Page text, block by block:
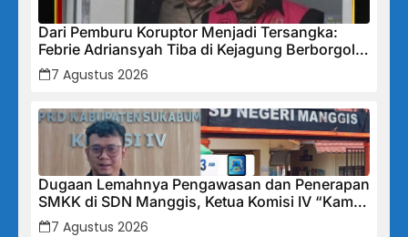
Dari Pemburu Koruptor Menjadi Tersangka:
Febrie Adriansyah Tiba di Kejagung Berborgol,
Bawa Map Biru dan Senyum Penuh Teka-teki
7 Agustus 2026
Dugaan Lemahnya Pengawasan dan Penerapan
SMKK di SDN Manggis, Ketua Komisi IV “Kami
Tidak Akan Segan Menindak”
7 Agustus 2026